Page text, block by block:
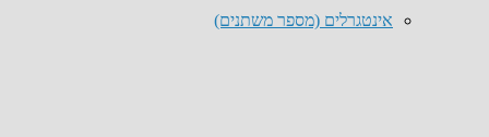
אינטגרלים (מספר משתנים)